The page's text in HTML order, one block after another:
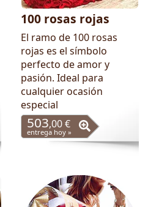
100 rosas rojas
El ramo de 100 rosas
rojas es el símbolo
perfecto de amor y
pasión. Ideal para
cualquier ocasión
especial
503,00 €
entrega hoy »